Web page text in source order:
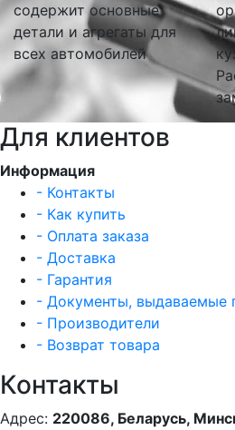
содержит основные
детали и агрегаты для
всех автомобилей
Для клиентов
Информация
- Контакты
- Как купить
- Оплата заказа
- Доставка
- Гарантия
- Документы, выдаваемые
- Производители
- Возврат товара
Контакты
Адрес: 220086, Беларусь,